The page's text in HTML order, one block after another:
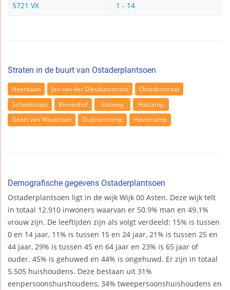
5721 VX 1 - 14
Straten in de buurt van Ostaderplantsoen
Heerbaan Jan van der Diesduncstraat
Ostaderstraat
Schoolstraat
Binnenhof Slotweg
Halcamp
Geert van Woustraat
Duijssencamp Havercamp
Demografische gegevens Ostaderplantsoen
Ostaderplantsoen ligt in de wijk Wijk 00 Asten. Deze wijk telt
in totaal 12.910 inwoners waarvan er 50.9% man en 49.1%
vrouw zijn. De leeftijden zijn als volgt verdeeld: 15% is tussen
0 en 14 jaar, 11% is tussen 15 en 24 jaar, 21% is tussen 25 en
44 jaar, 29% is tussen 45 en 64 jaar en 23% is 65 jaar of
ouder. 45% is gehuwed en 44% is ongehuwd. Er zijn in totaal
5.505 huishoudens. Deze bestaan uit 31%
eenpersoonshuishoudens, 34% tweepersoonshuishoudens en